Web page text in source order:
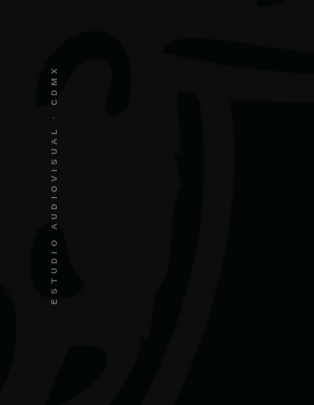
ESTUDIO AUDIOVISUAL · CDMX